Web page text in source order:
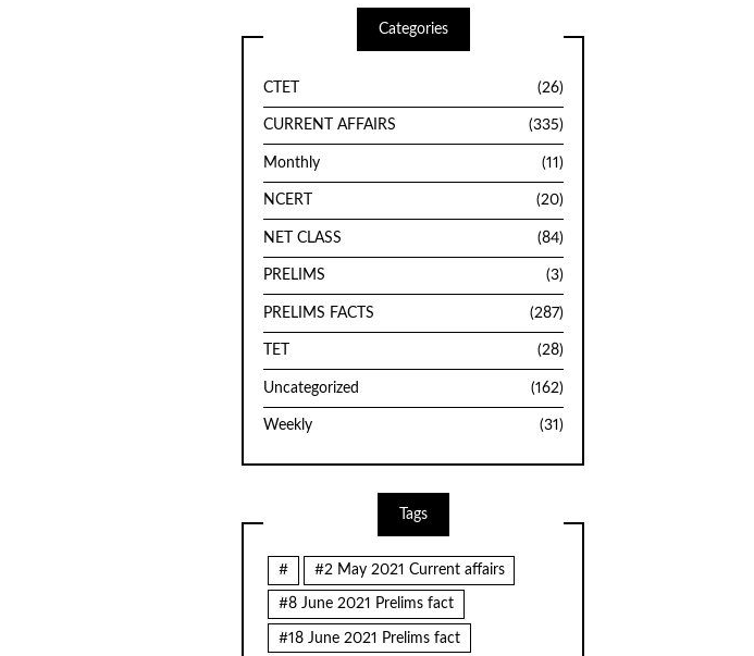
Categories
CTET (26)
CURRENT AFFAIRS (335)
Monthly (11)
NCERT (20)
NET CLASS (84)
PRELIMS (3)
PRELIMS FACTS (287)
TET (28)
Uncategorized (162)
Weekly (31)
Tags
# #2 May 2021 Current affairs
#8 June 2021 Prelims fact
#18 June 2021 Prelims fact